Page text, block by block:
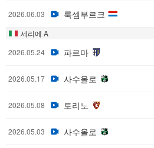
2026.06.03 룩셈부르크
세리에 A
2026.05.24
파르마
2026.05.17 사수올로
2026.05.08 토리노
2026.05.03 사수올로